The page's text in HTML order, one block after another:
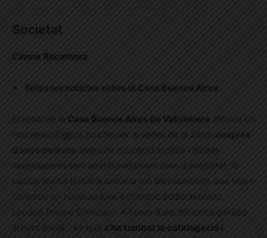
Societat
Carme Rocamora
Totes les notícies sobre la Casa Buenos Aires
El serial de la Casa Buenos Aires de Vallvidrera afronta un
nou episodi gens positiu per al veïnat de la zona: després
d’anys de lluita amb una ocupació inclosa i moltes
negociacions tant amb l’Ajuntament com la propietat, la
justícia ara ha tornat a donar la raó als promotors que volen
construir un hotel de luxe a l’històric edifici llebrenc,
London Private Company. A hores d’ara, tot torna gairebé
al punt inicial, i és que s’ha tombat la catalogació i